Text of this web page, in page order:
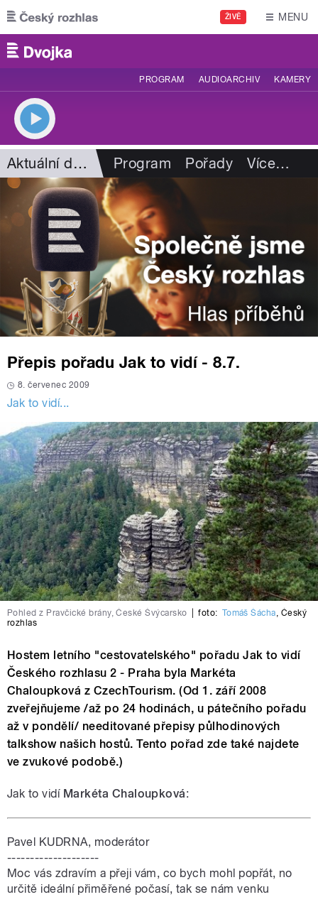
Přejít k hlavnímu obsahu
ŽIVĚ MENU
PROGRAM AUDIOARCHIV KAMERY
Aktuální dění Program Pořady Více…
Přepis pořadu Jak to vidí - 8.7.
8. červenec 2009
Jak to vidí...
Pohled z Pravčické brány, České Švýcarsko foto: Tomáš Šácha, Český
rozhlas
Hostem letního "cestovatelského" pořadu Jak to vidí
Českého rozhlasu 2 - Praha byla Markéta
Chaloupková z CzechTourism. (Od 1. září 2008
zveřejňujeme /až po 24 hodinách, u pátečního pořadu
až v pondělí/ needitované přepisy půlhodinových
talkshow našich hostů. Tento pořad zde také najdete
ve zvukové podobě.)
Jak to vidí Markéta Chaloupková:
Pavel KUDRNA, moderátor
--------------------
Moc vás zdravím a přeji vám, co bych mohl popřát, no
určitě ideální přiměřené počasí, tak se nám venku